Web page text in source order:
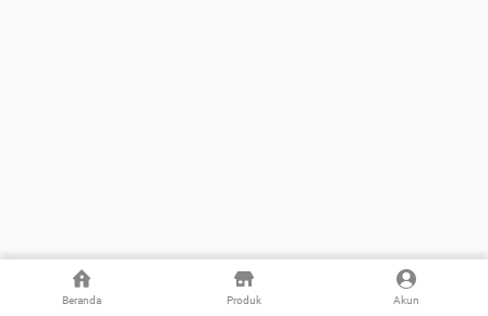
Beranda Produk Akun